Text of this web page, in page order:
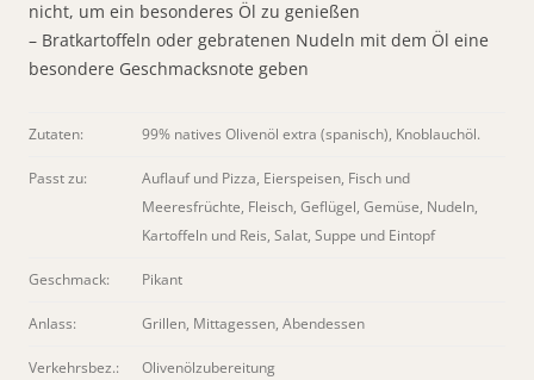
nicht, um ein besonderes Öl zu genießen
– Bratkartoffeln oder gebratenen Nudeln mit dem Öl eine
besondere Geschmacksnote geben
Zutaten: 99% natives Olivenöl extra (spanisch), Knoblauchöl.
Passt zu:
Auflauf und Pizza, Eierspeisen, Fisch und
Meeresfrüchte, Fleisch, Geflügel, Gemüse, Nudeln,
Kartoffeln und Reis, Salat, Suppe und Eintopf
Geschmack: Pikant
Anlass: Grillen, Mittagessen, Abendessen
Verkehrsbez.: Olivenölzubereitung